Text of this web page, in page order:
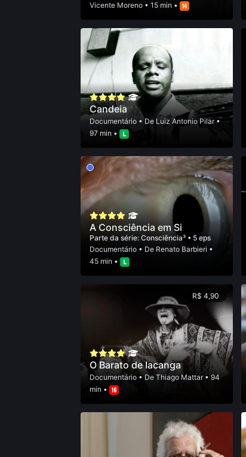
Vicente Moreno• 15 min •
Candeia
Documentário• De Luiz Antonio Pilar•
97 min •
A Consciência em Si
Parte da série: Consciência³ • 5 eps
Documentário• De Renato Barbieri •
45 min •
R$ 4,90
O Barato de Iacanga
Documentário• De Thiago Mattar• 94
min •